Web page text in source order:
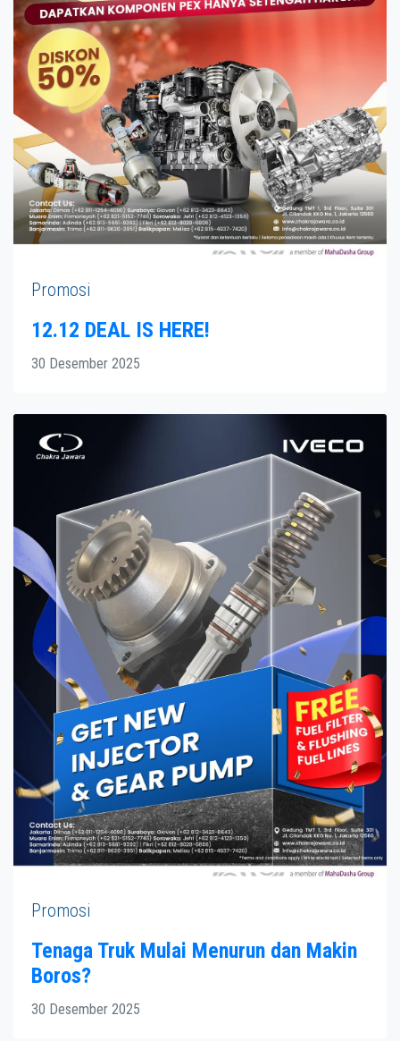
Promosi
12.12 DEAL IS HERE!
30 Desember 2025
Promosi
Tenaga Truk Mulai Menurun dan Makin
Boros?
30 Desember 2025